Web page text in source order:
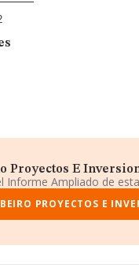
E
Informe Ampliado de
PROYECTOS E